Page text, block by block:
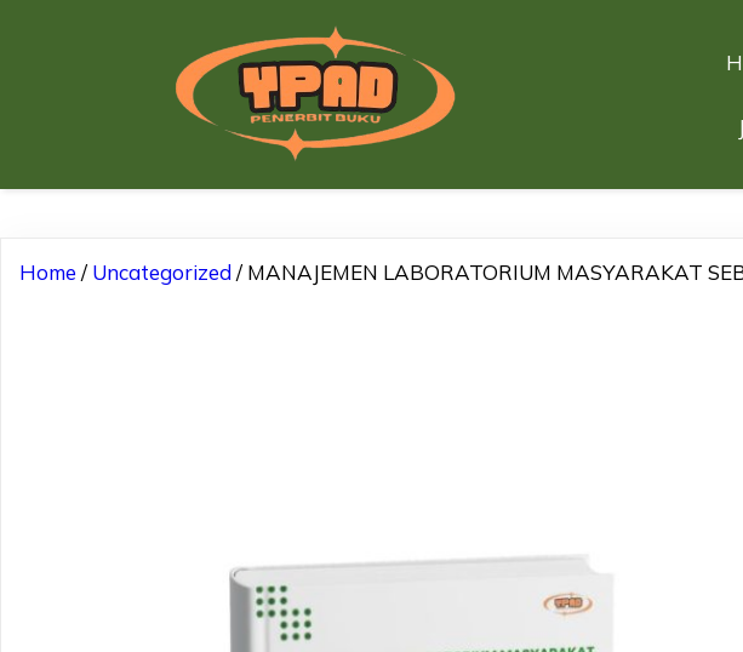
Home /Uncategorized/ MANAJEMEN LABORATORIUM MASYARAKAT